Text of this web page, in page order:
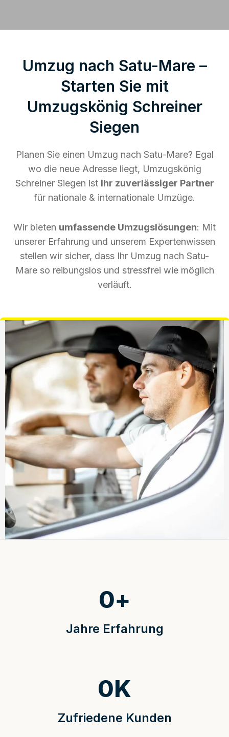
Umzug nach Satu-Mare –
Starten Sie mit
Umzugskönig Schreiner
Siegen
Planen Sie einen Umzug nach Satu-Mare? Egal
wo die neue Adresse liegt, Umzugskönig
Schreiner Siegen ist Ihr zuverlässiger Partner
für nationale & internationale Umzüge.
Wir bieten umfassende Umzugslösungen: Mit
unserer Erfahrung und unserem Expertenwissen
stellen wir sicher, dass Ihr Umzug nach Satu-
Mare so reibungslos und stressfrei wie möglich
verläuft.
Jahre Erfahrung
0+
Zufriedene Kunden
0K